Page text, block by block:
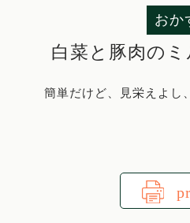
おか
白菜と豚肉の
簡単だけど、見栄えよし